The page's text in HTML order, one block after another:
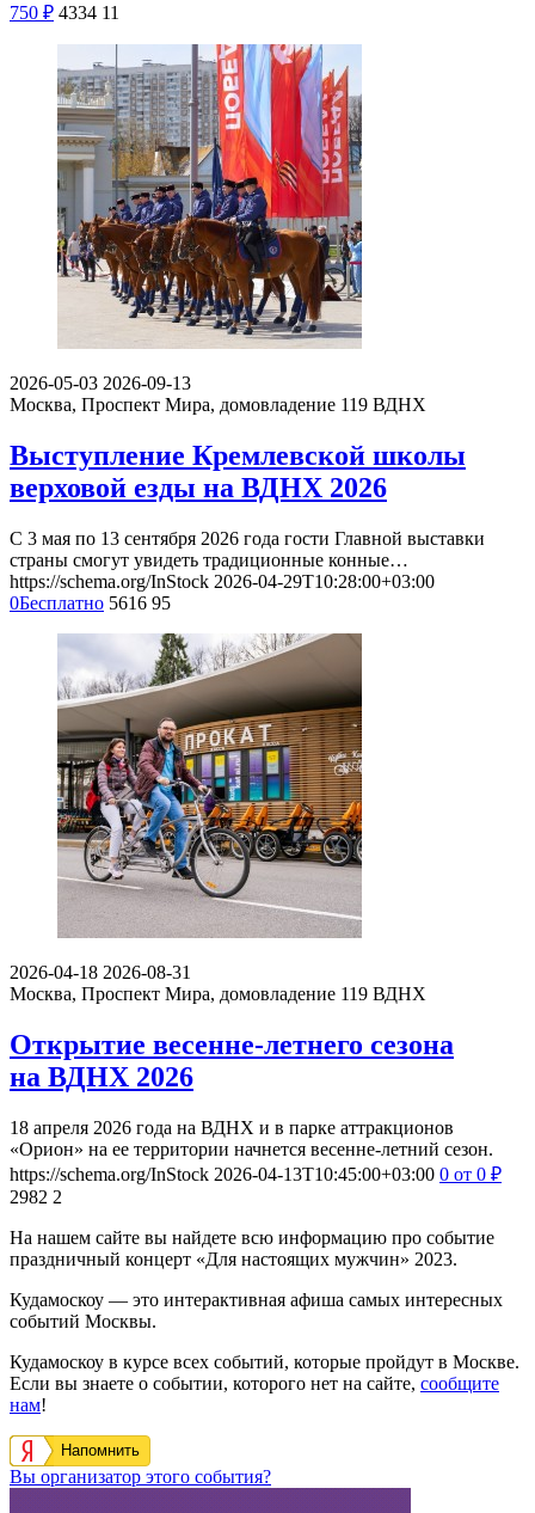
750 ₽ 4334 11
2026-05-03 2026-09-13
Москва, Проспект Мира, домовладение 119 ВДНХ
Выступление Кремлевской школы
верховой езды на ВДНХ 2026
С 3 мая по 13 сентября 2026 года гости Главной выставки
страны смогут увидеть традиционные конные…
https://schema.org/InStock 2026-04-29T10:28:00+03:00
0Бесплатно 5616 95
2026-04-18 2026-08-31
Москва, Проспект Мира, домовладение 119 ВДНХ
Открытие весенне-летнего сезона
на ВДНХ 2026
18 апреля 2026 года на ВДНХ и в парке аттракционов
«Орион» на ее территории начнется весенне-летний сезон.
https://schema.org/InStock 2026-04-13T10:45:00+03:00 0 от 0 ₽
2982 2
На нашем сайте вы найдете всю информацию про событие
праздничный концерт «Для настоящих мужчин» 2023.
Кудамоскоу — это интерактивная афиша самых интересных
событий Москвы.
Кудамоскоу в курсе всех событий, которые пройдут в Москве.
Если вы знаете о событии, которого нет на сайте, сообщите
нам!
Напомнить
Вы организатор этого события?